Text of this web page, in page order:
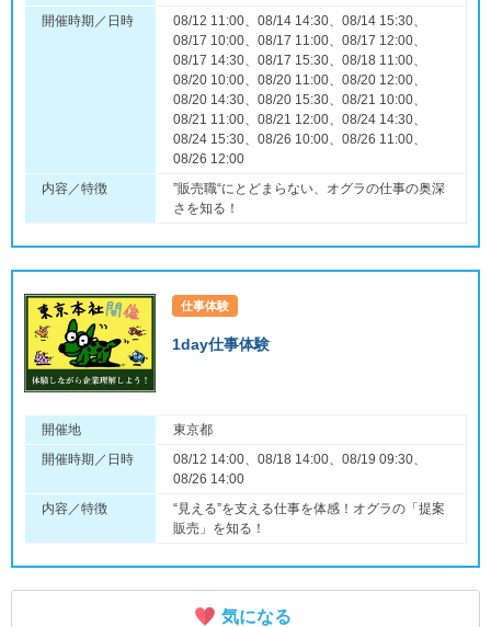
開催時期／日時
08/12 11:00、08/14 14:30、08/14 15:30、
08/17 10:00、08/17 11:00、08/17 12:00、
08/17 14:30、08/17 15:30、08/18 11:00、
08/20 10:00、08/20 11:00、08/20 12:00、
08/20 14:30、08/20 15:30、08/21 10:00、
08/21 11:00、08/21 12:00、08/24 14:30、
08/24 15:30、08/26 10:00、08/26 11:00、
08/26 12:00
内容／特徴
”販売職“にとどまらない、オグラの仕事の奥深
さを知る！
仕事体験
1day仕事体験
開催地
東京都
開催時期／日時
08/12 14:00、08/18 14:00、08/19 09:30、
08/26 14:00
内容／特徴
“見える”を支える仕事を体感！オグラの「提案
販売」を知る！
気になる